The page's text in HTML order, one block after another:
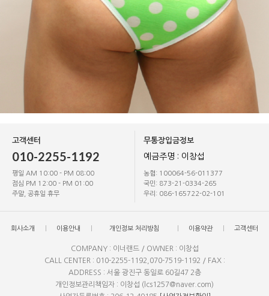
고객센터
010-2255-1192
평일 AM 10:00 - PM 08:00
점심 PM 12:00 - PM 01:00
주말, 공휴일 휴무
무통장입금정보
예금주명 : 이창섭
농협: 100064-56-011377
국민: 873-21-0334-265
우리: 086-165722-02-101
회사소개 이용안내 개인정보 처리방침 이용약관 고객센터
COMPANY : 이너랜드 / OWNER : 이창섭
CALL CENTER : 010-2255-1192,070-7519-1192 / FAX :
ADDRESS : 서울 광진구 동일로 60길47 2층
개인정보관리책임자 : 이창섭 (lcs1257@naver.com)